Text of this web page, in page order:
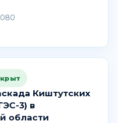
Киштутских
3) в
области